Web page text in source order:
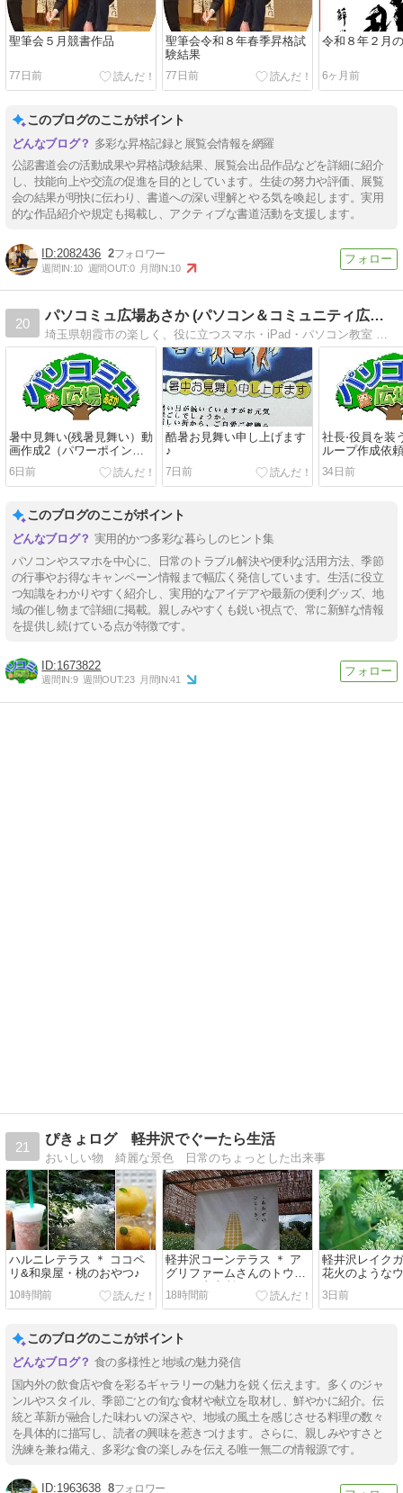
聖筆会５月競書作品
77日前
聖筆会令和８年春季昇格試
験結果
77日前
令和８年２月
6ヶ月前
このブログのここがポイント
多彩な昇格記録と展覧会情報を網羅
公認書道会の活動成果や昇格試験結果、展覧会出品作品などを詳細に紹介
し、技能向上や交流の促進を目的としています。生徒の努力や評価、展覧
会の結果が明快に伝わり、書道への深い理解とやる気を喚起します。実用
的な作品紹介や規定も掲載し、アクティブな書道活動を支援します。
2082436 2
週間IN:10 週間OUT:0 月間IN:10
20
パソコミュ広場あさか (パソコン＆コミュニティ広…
暑中見舞い(残暑見舞い）動
画作成2（パワーポイン
ト）
6日前
酷暑お見舞い申し上げます
♪
7日前
社長⋅役員を装
ループ作成依
よる詐欺に注
34日前
このブログのここがポイント
実用的かつ多彩な暮らしのヒント集
パソコンやスマホを中心に、日常のトラブル解決や便利な活用方法、季節
の行事やお得なキャンペーン情報まで幅広く発信しています。生活に役立
つ知識をわかりやすく紹介し、実用的なアイデアや最新の便利グッズ、地
域の催し物まで詳細に掲載。親しみやすくも鋭い視点で、常に新鮮な情報
を提供し続けている点が特徴です。
1673822
週間IN:9 週間OUT:23 月間IN:41
21
ぴきょログ 軽井沢でぐーたら生活
おいしい物 綺麗な景色 日常のちょっとした出来事
ハルニレテラス ＊ ココペ
リ&和泉屋・桃のおやつ♪
10時間前
軽井沢コーンテラス ＊ ア
グリファームさんのトウモ
ロコシ直売所がNEW
OPEN ！
18時間前
軽井沢レイク
花火のような
3日前
このブログのここがポイント
食の多様性と地域の魅力発信
国内外の飲食店や食を彩るギャラリーの魅力を鋭く伝えます。多くのジャ
ンルやスタイル、季節ごとの旬な食材や献立を取材し、鮮やかに紹介。伝
統と革新が融合した味わいの深さや、地域の風土を感じさせる料理の数々
を具体的に描写し、読者の興味を惹きつけます。さらに、親しみやすさと
洗練を兼ね備え、多彩な食の楽しみを伝える唯一無二の情報源です。
1963638 8